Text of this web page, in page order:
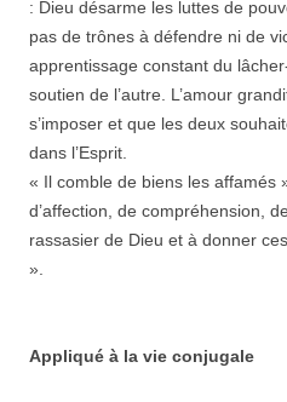
: Dieu désarme les luttes de
pas de trônes à défendre ni de
apprentissage constant du
soutien de l’autre. L’amour
s’imposer et que les deux
dans l’Esprit.
« Il comble de biens les
d’affection, de compréhension,
rassasier de Dieu et à donner
».
Appliqué à la vie conjugale